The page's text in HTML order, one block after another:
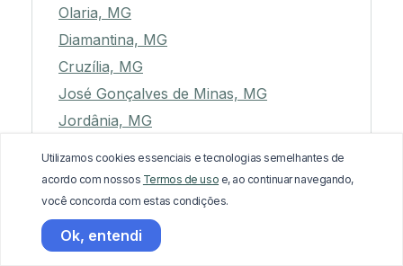
Olaria, MG
Diamantina, MG
Cruzília, MG
José Gonçalves de Minas, MG
Jordânia, MG
Chácara, MG
Itamonte, MG
Santa Efigênia de Minas, MG
Aimorés, MG
Utilizamos cookies essenciais e tecnologias semelhantes de
acordo com nossos Termos de uso e, ao continuar navegando,
você concorda com estas condições.
Ok, entendi